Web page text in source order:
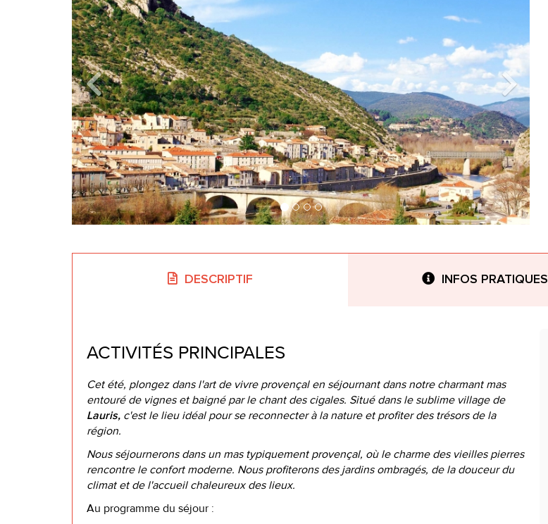
DESCRIPTIF INFOS PRATIQUES
ACTIVITÉS PRINCIPALES
Cet été, plongez dans l'art de vivre provençal en séjournant dans notre charmant mas
entouré de vignes et baigné par le chant des cigales. Situé dans le sublime village de
Lauris, c'est le lieu idéal pour se reconnecter à la nature et profiter des trésors de la
région.
Nous séjournerons dans un mas typiquement provençal, où le charme des vieilles pierres
rencontre le confort moderne. Nous profiterons des jardins ombragés, de la douceur du
climat et de l'accueil chaleureux des lieux.
Au programme du séjour :